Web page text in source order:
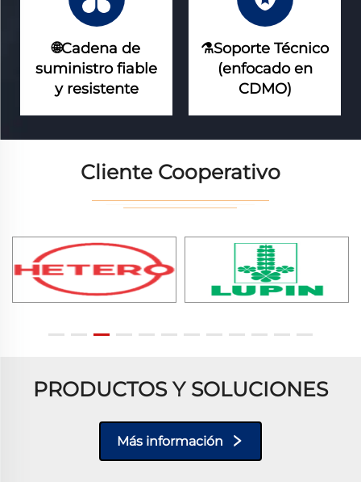
🌐Cadena de
suministro fiable
y resistente
⚗️Soporte Técnico
(enfocado en
CDMO)
Cliente Cooperativo
PRODUCTOS Y SOLUCIONES
Más información